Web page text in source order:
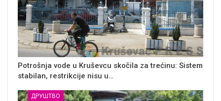
Potrošnja vode u Kruševcu skočila za trećinu: Sistem
stabilan, restrikcije nisu u…
ДРУШТВО